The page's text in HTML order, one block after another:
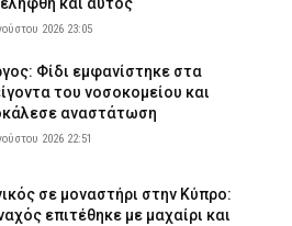
και αυτός
2026 23:05
Φίδι εμφανίστηκε στα
του νοσοκομείου και
αναστάτωση
2026 22:51
σε μοναστήρι στην Κύπρο:
επιτέθηκε με μαχαίρι και